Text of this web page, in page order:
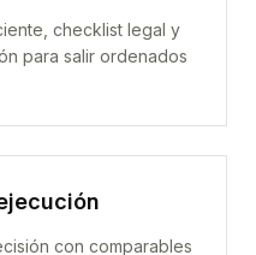
checklist legal y
para salir ordenados
con comparables